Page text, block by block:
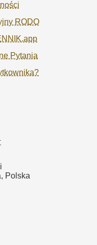
RODO
Pytania
Polska